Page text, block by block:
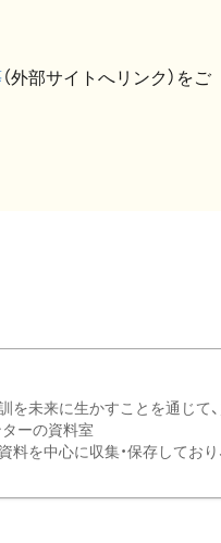
（外部サイトへリンク）をご
を未来に生かすことを通じて
ーの資料室
を中心に収集・保存しており